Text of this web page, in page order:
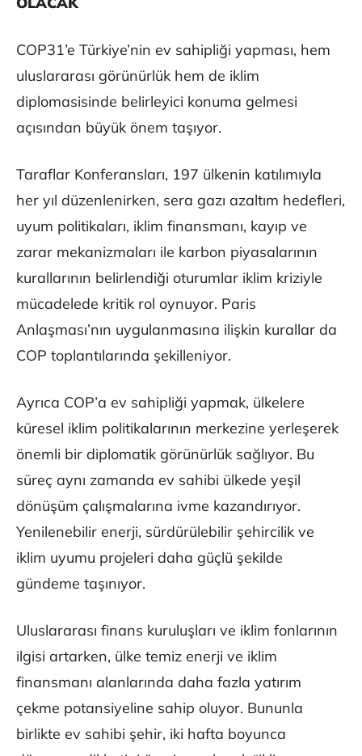
COP31’e Türkiye’nin ev sahipliği yapması, hem
uluslararası görünürlük hem de iklim
diplomasisinde belirleyici konuma gelmesi
açısından büyük önem taşıyor.
Taraflar Konferansları, 197 ülkenin katılımıyla
her yıl düzenlenirken, sera gazı azaltım hedefleri,
uyum politikaları, iklim finansmanı, kayıp ve
zarar mekanizmaları ile karbon piyasalarının
kurallarının belirlendiği oturumlar iklim kriziyle
mücadelede kritik rol oynuyor. Paris
Anlaşması’nın uygulanmasına ilişkin kurallar da
COP toplantılarında şekilleniyor.
Ayrıca COP’a ev sahipliği yapmak, ülkelere
küresel iklim politikalarının merkezine yerleşerek
önemli bir diplomatik görünürlük sağlıyor. Bu
süreç aynı zamanda ev sahibi ülkede yeşil
dönüşüm çalışmalarına ivme kazandırıyor.
Yenilenebilir enerji, sürdürülebilir şehircilik ve
iklim uyumu projeleri daha güçlü şekilde
gündeme taşınıyor.
Uluslararası finans kuruluşları ve iklim fonlarının
ilgisi artarken, ülke temiz enerji ve iklim
finansmanı alanlarında daha fazla yatırım
çekme potansiyeline sahip oluyor. Bununla
birlikte ev sahibi şehir, iki hafta boyunca